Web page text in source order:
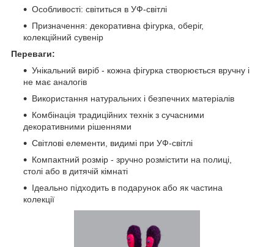
Особливості: світиться в УФ-світлі
Призначення: декоративна фігурка, оберіг,
колекційний сувенір
Переваги:
Унікальний виріб - кожна фігурка створюється вручну і
не має аналогів
Використання натуральних і безпечних матеріалів
Комбінація традиційних технік з сучасними
декоративними рішеннями
Світлові елементи, видимі при УФ-світлі
Компактний розмір - зручно розмістити на полиці,
столі або в дитячій кімнаті
Ідеально підходить в подарунок або як частина
колекції